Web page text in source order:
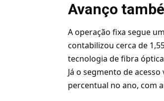
Avanço
A operação fixa segue
contabilizou cerca de
tecnologia de fibra óptica
Já o segmento de
percentual no ano, com